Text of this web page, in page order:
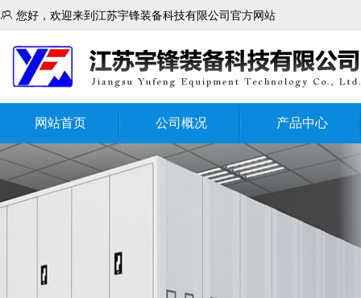
 您好，欢迎来到江苏宇锋装备科技有限公司官方网站
网站首页 公司概况 产品中心